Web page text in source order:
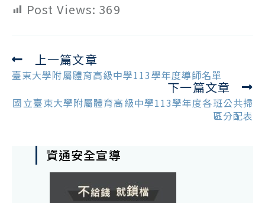
Post Views: 369
Read
more
上一篇文章
臺東大學附屬體育高級中學113學年度導師名單
下一篇文章
國立臺東大學附屬體育高級中學113學年度各班公共掃
區分配表
資通安全宣導